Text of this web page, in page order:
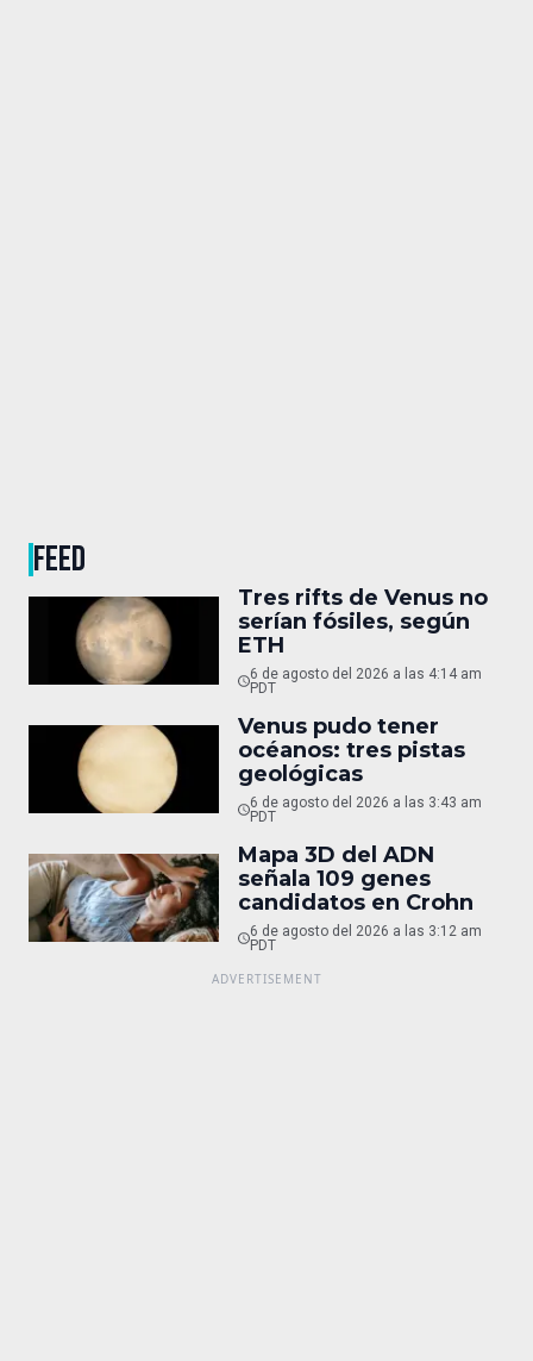
FEED
Tres rifts de Venus no
serían fósiles, según
ETH
6 de agosto del 2026 a las 4:14 am
PDT
Venus pudo tener
océanos: tres pistas
geológicas
6 de agosto del 2026 a las 3:43 am
PDT
Mapa 3D del ADN
señala 109 genes
candidatos en Crohn
6 de agosto del 2026 a las 3:12 am
PDT